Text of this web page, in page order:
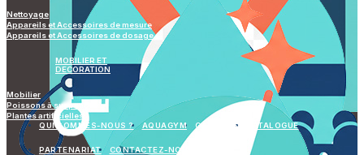
Nettoyage
Appareils et Accessoires de mesure
Appareils et Accessoires de dosage
MOBILIER ET
DECORATION
Mobilier
Poissons à suspendre
Plantes artificielles
QUI SOMMES-NOUS ?
AQUAGYM GALERIES CATALOGUE
PARTENARIAT CONTACTEZ-NOUS